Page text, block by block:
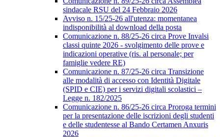
sindacale RSU del 24 Febbraio 2026
Avviso n. 15/25-26 all'utenza: momentanea
indisponibilità al download della posta
Comunicazione n. 88/25-26 circa Prove Invalsi
classi quinte 2026 - svolgimento delle prove e
indicazioni operative (ris. al personale; per
famiglie vedere RE)
Comunicazione n. 87/25-26 circa Transizione
alle modalità di accesso con Identità Digitale
(SPID e CIE) per i servizi digitali scolastici –
Legge n. 182/2025
Comunicazione n. 86/25-26 circa Proroga termini
per la presentazione delle iscrizioni degli studenti
e delle studentesse al Bando Certamen Anxuris
2026